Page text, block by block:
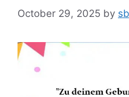
October 29, 2025 by